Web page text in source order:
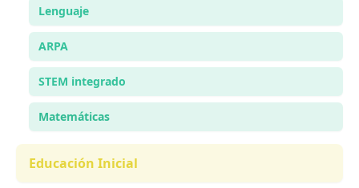
Lenguaje
ARPA
STEM integrado
Matemáticas
Educación Inicial